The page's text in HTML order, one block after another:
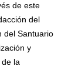
de este
del
del Santuario
y
de la